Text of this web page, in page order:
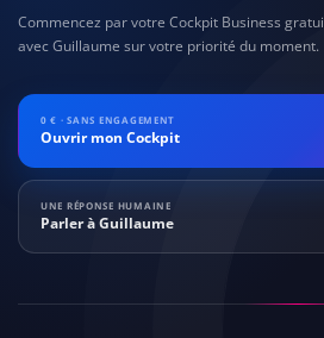
Commencez par votre Cockpit Business
avec Guillaume sur votre priorité du moment.
0 € · SANS ENGAGEMENT
Ouvrir mon Cockpit
UNE RÉPONSE HUMAINE
Parler à Guillaume